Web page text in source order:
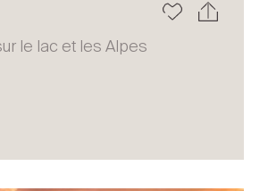
le lac et les Alpes